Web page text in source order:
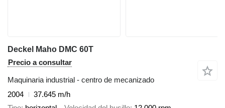
Deckel Maho DMC 60T
Precio a consultar
Maquinaria industrial - centro de mecanizado
2004
37.645 m/h